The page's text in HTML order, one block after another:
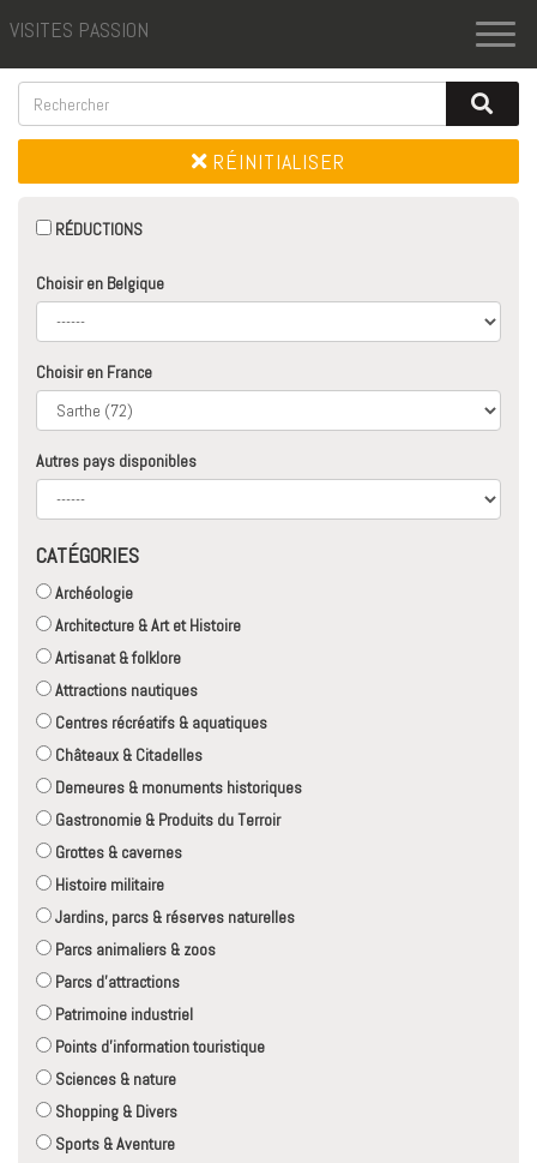
VISITES PASSION
RÉINITIALISER
RÉDUCTIONS
Choisir en Belgique
Choisir en France
Autres pays disponibles
CATÉGORIES
Archéologie
Architecture & Art et Histoire
Artisanat & folklore
Attractions nautiques
Centres récréatifs & aquatiques
Châteaux & Citadelles
Demeures & monuments historiques
Gastronomie & Produits du Terroir
Grottes & cavernes
Histoire militaire
Jardins, parcs & réserves naturelles
Parcs animaliers & zoos
Parcs d'attractions
Patrimoine industriel
Points d'information touristique
Sciences & nature
Shopping & Divers
Sports & Aventure